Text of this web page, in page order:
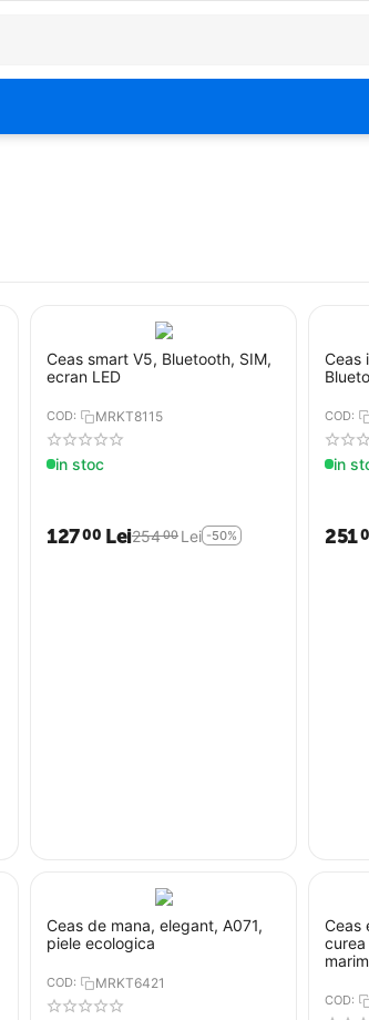
Ceas smart V5, Bluetooth, SIM,
ecran LED
COD: MRKT8115
in stoc
12700 Lei25400 Lei -50%
Ceas
COD:
in
251
Ceas de mana, elegant, A071,
piele ecologica
COD: MRKT6421
Ceas
COD: